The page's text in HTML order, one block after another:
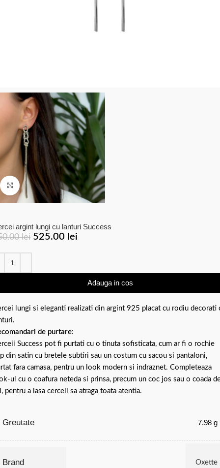
Click to enlarge
argint lungi cu lanturi Success
lei 525.00 lei
Adauga in cos
lungi si eleganti realizati din argint 925 placat cu rodiu decorati
de purtare:
Success pot fi purtati cu o tinuta sofisticata, cum ar fi o rochie
din satin cu bretele subtiri sau un costum cu sacou si pantaloni,
fara camasa, pentru un look modern si indraznet. Completeaza
ul cu o coafura neteda si prinsa, precum un coc jos sau o coada
pentru a lasa cerceii sa atraga toata atentia.
Greutate 7.98 g
Brand Oxette